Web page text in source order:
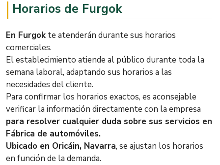
Horarios de Furgok
En Furgok te atenderán durante sus horarios
comerciales.
El establecimiento atiende al público durante toda la
semana laboral, adaptando sus horarios a las
necesidades del cliente.
Para confirmar los horarios exactos, es aconsejable
verificar la información directamente con la empresa
para resolver cualquier duda sobre sus servicios en
Fábrica de automóviles.
Ubicado en Oricáin, Navarra, se ajustan los horarios
en función de la demanda.